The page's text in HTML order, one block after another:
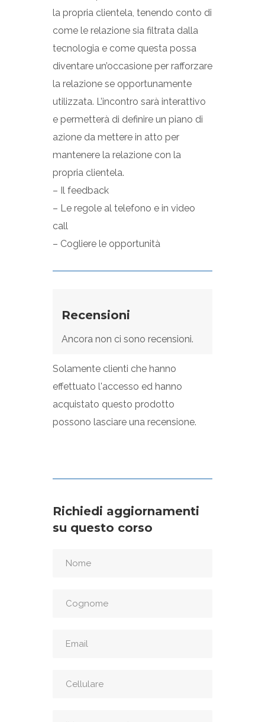
la propria clientela, tenendo conto di
come le relazione sia filtrata dalla
tecnologia e come questa possa
diventare un’occasione per rafforzare
la relazione se opportunamente
utilizzata. L’incontro sarà interattivo
e permetterà di definire un piano di
azione da mettere in atto per
mantenere la relazione con la
propria clientela.
– Il feedback
– Le regole al telefono e in video
call
– Cogliere le opportunità
Recensioni
Ancora non ci sono recensioni.
Solamente clienti che hanno
effettuato l'accesso ed hanno
acquistato questo prodotto
possono lasciare una recensione.
Richiedi aggiornamenti
su questo corso